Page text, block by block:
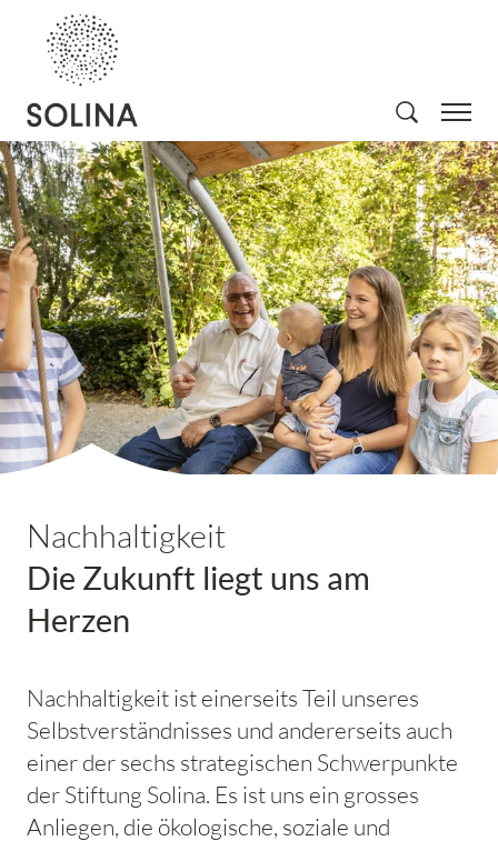
Nachhaltigkeit
Die Zukunft liegt uns am
Herzen
Nachhaltigkeit ist einerseits Teil unseres
Selbstverständnisses und andererseits auch
einer der sechs strategischen Schwerpunkte
der Stiftung Solina. Es ist uns ein grosses
Anliegen, die ökologische, soziale und